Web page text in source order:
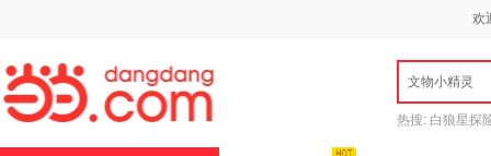
打
开
无
障
欢
文物小精灵
热搜: 白狼星探